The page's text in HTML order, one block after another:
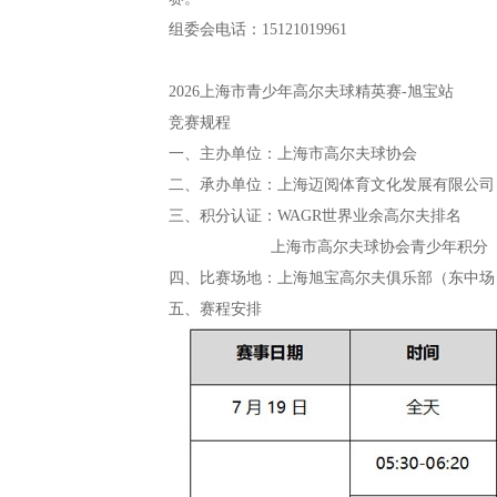
组委会电话：15121019961
2026上海市青少年高尔夫球精英赛-旭宝站
竞赛规程
一、主办单位：上海市高尔夫球协会
二、承办单位：上海迈阅体育文化发展有限公司
三、积分认证：WAGR世界业余高尔夫排名
上海市高尔夫球协会青少年积分
四、比赛场地：上海旭宝高尔夫俱乐部（东中
五、赛程安排